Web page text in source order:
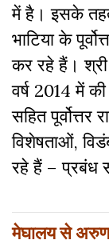
में है। इसके
भाटिया के
कर रहे हैं।
वर्ष 2014 में
सहित पूर्वोत्तर
विशेषताओं,
रहे हैं – प्रबंध
मेघालय से